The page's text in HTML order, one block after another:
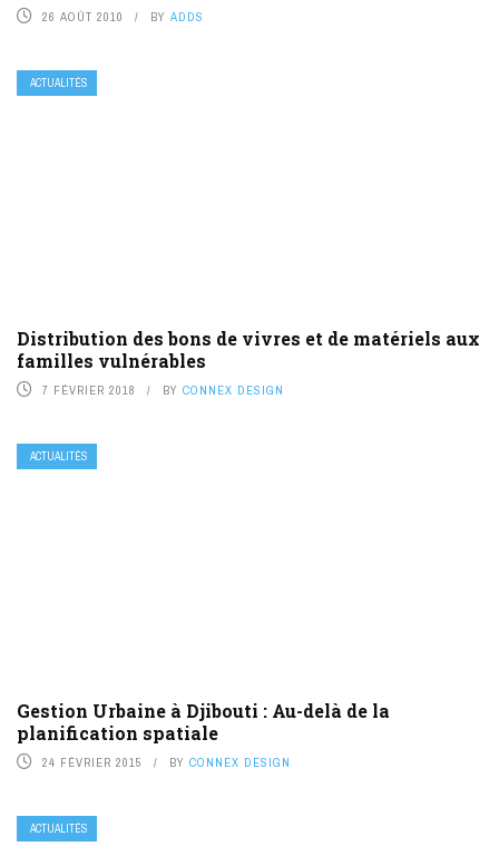
26 AOÛT 2010 BY ADDS
ACTUALITÉS
Distribution des bons de vivres et de matériels aux
familles vulnérables
7 FÉVRIER 2018 BY CONNEX DESIGN
ACTUALITÉS
Gestion Urbaine à Djibouti : Au-delà de la
planification spatiale
24 FÉVRIER 2015 BY CONNEX DESIGN
ACTUALITÉS